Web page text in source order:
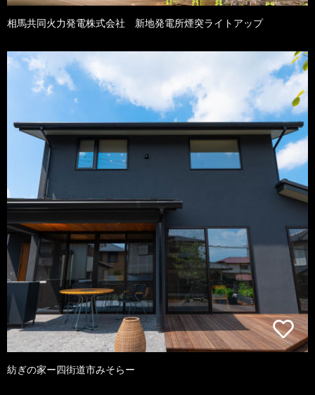
相馬共同火力発電株式会社 新地発電所煙突ライトアップ
紡ぎの家ー四街道市みそらー